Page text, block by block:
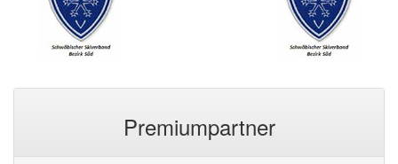
Premiumpartner